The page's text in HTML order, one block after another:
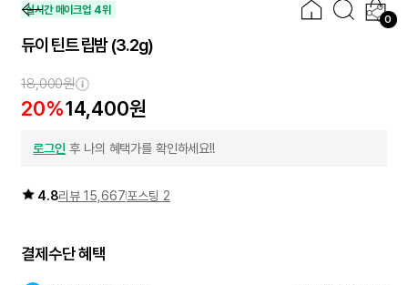
0
실시간 메이크업 4위
듀이 틴트 립밤(3.2g)
18,000원
20%14,400원
로그인 후 나의 혜택가를 확인하세요!!
4.8리뷰 15,667포스팅 2
결제수단 혜택